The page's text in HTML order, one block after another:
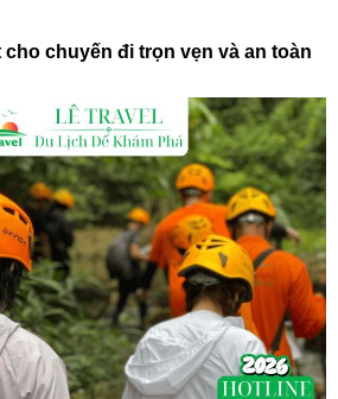
cho chuyến đi trọn vẹn và an toàn